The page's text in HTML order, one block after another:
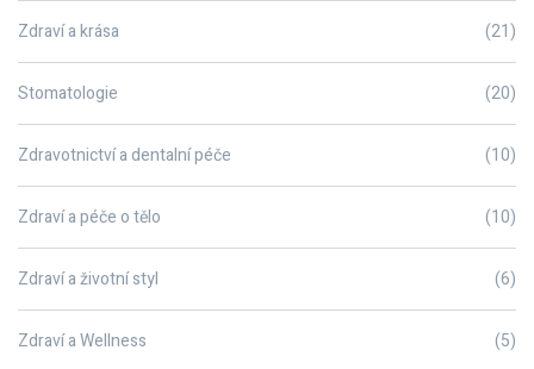
Zdraví a krása (21)
Stomatologie (20)
Zdravotnictví a dentalní péče (10)
Zdraví a péče o tělo (10)
Zdraví a životní styl (6)
Zdraví a Wellness (5)